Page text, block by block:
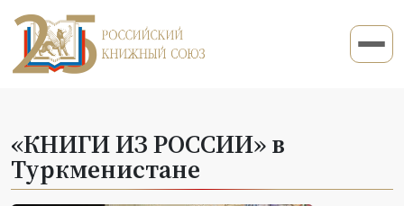
«КНИГИ ИЗ РОССИИ» в
Туркменистане